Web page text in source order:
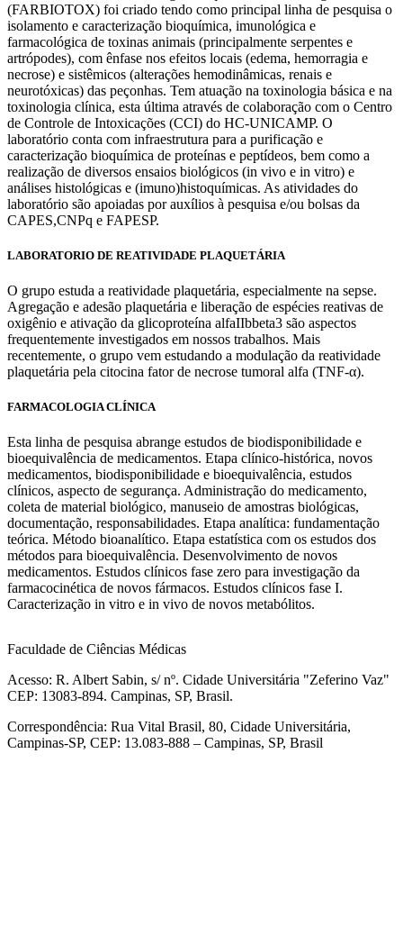
(FARBIOTOX) foi criado tendo como principal linha de pesquisa o
isolamento e caracterização bioquímica, imunológica e
farmacológica de toxinas animais (principalmente serpentes e
artrópodes), com ênfase nos efeitos locais (edema, hemorragia e
necrose) e sistêmicos (alterações hemodinâmicas, renais e
neurotóxicas) das peçonhas. Tem atuação na toxinologia básica e na
toxinologia clínica, esta última através de colaboração com o Centro
de Controle de Intoxicações (CCI) do HC-UNICAMP. O
laboratório conta com infraestrutura para a purificação e
caracterização bioquímica de proteínas e peptídeos, bem como a
realização de diversos ensaios biológicos (in vivo e in vitro) e
análises histológicas e (imuno)histoquímicas. As atividades do
laboratório são apoiadas por auxílios à pesquisa e/ou bolsas da
CAPES,CNPq e FAPESP.
LABORATORIO DE REATIVIDADE PLAQUETÁRIA
O grupo estuda a reatividade plaquetária, especialmente na sepse.
Agregação e adesão plaquetária e liberação de espécies reativas de
oxigênio e ativação da glicoproteína alfaIIbbeta3 são aspectos
frequentemente investigados em nossos trabalhos. Mais
recentemente, o grupo vem estudando a modulação da reatividade
plaquetária pela citocina fator de necrose tumoral alfa (TNF-α).
FARMACOLOGIA CLÍNICA
Esta linha de pesquisa abrange estudos de biodisponibilidade e
bioequivalência de medicamentos. Etapa clínico-histórica, novos
medicamentos, biodisponibilidade e bioequivalência, estudos
clínicos, aspecto de segurança. Administração do medicamento,
coleta de material biológico, manuseio de amostras biológicas,
documentação, responsabilidades. Etapa analítica: fundamentação
teórica. Método bioanalítico. Etapa estatística com os estudos dos
métodos para bioequivalência. Desenvolvimento de novos
medicamentos. Estudos clínicos fase zero para investigação da
farmacocinética de novos fármacos. Estudos clínicos fase I.
Caracterização in vitro e in vivo de novos metabólitos.
Faculdade de Ciências Médicas
Acesso: R. Albert Sabin, s/ nº. Cidade Universitária "Zeferino Vaz"
CEP: 13083-894. Campinas, SP, Brasil.
Correspondência: Rua Vital Brasil, 80, Cidade Universitária,
Campinas-SP, CEP: 13.083-888 – Campinas, SP, Brasil